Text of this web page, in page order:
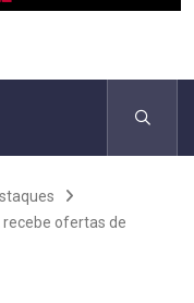
recebe ofertas de